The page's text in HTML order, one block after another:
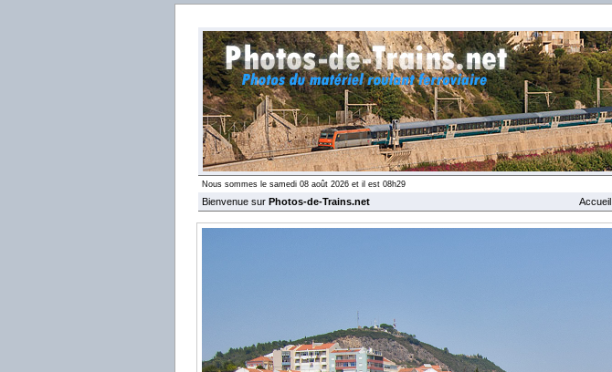
Nous sommes le samedi 08 août 2026 et il est 08h29
Bienvenue sur Photos-de-Trains.net Accueil